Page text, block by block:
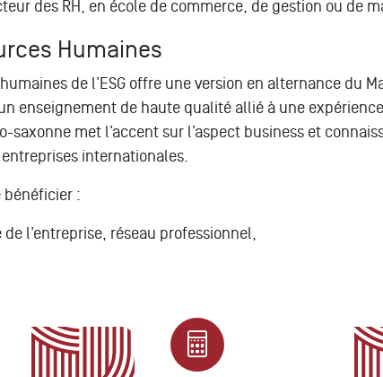
des RH, en école de commerce, de gestion ou de
Humaines
de l’ESG offre une version en alternance du
enseignement de haute qualité allié à une expérience
met l’accent sur l’aspect business et
internationales.
bénéficier :
l’entreprise, réseau professionnel,